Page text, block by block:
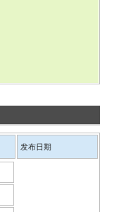
发布日期